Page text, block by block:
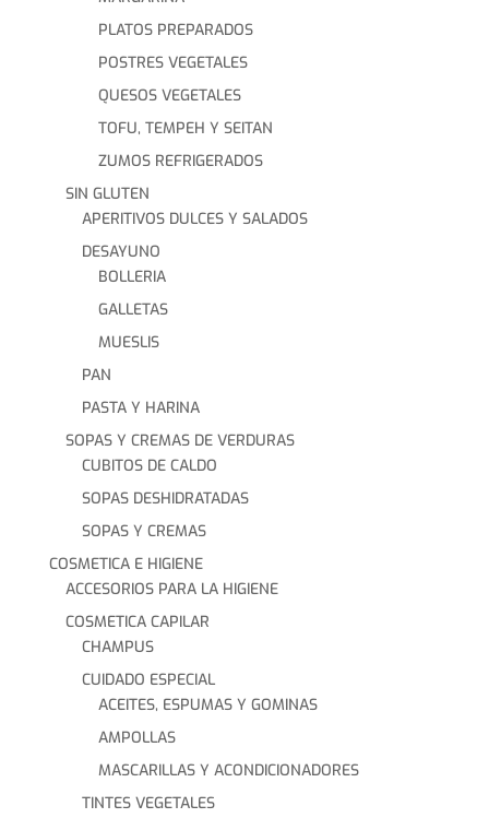
PLATOS PREPARADOS
POSTRES VEGETALES
QUESOS VEGETALES
TOFU, TEMPEH Y SEITAN
ZUMOS REFRIGERADOS
SIN GLUTEN
APERITIVOS DULCES Y SALADOS
DESAYUNO
BOLLERIA
GALLETAS
MUESLIS
PAN
PASTA Y HARINA
SOPAS Y CREMAS DE VERDURAS
CUBITOS DE CALDO
SOPAS DESHIDRATADAS
SOPAS Y CREMAS
COSMETICA E HIGIENE
ACCESORIOS PARA LA HIGIENE
COSMETICA CAPILAR
CHAMPUS
CUIDADO ESPECIAL
ACEITES, ESPUMAS Y GOMINAS
AMPOLLAS
MASCARILLAS Y ACONDICIONADORES
TINTES VEGETALES